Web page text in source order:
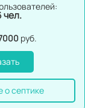
чел.
руб.
о септике